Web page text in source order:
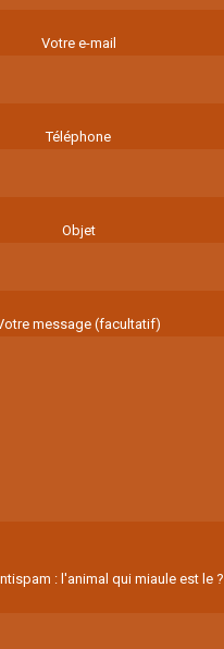
Votre e-mail
Téléphone
Objet
message (facultatif)
: l'animal qui miaule est le ?